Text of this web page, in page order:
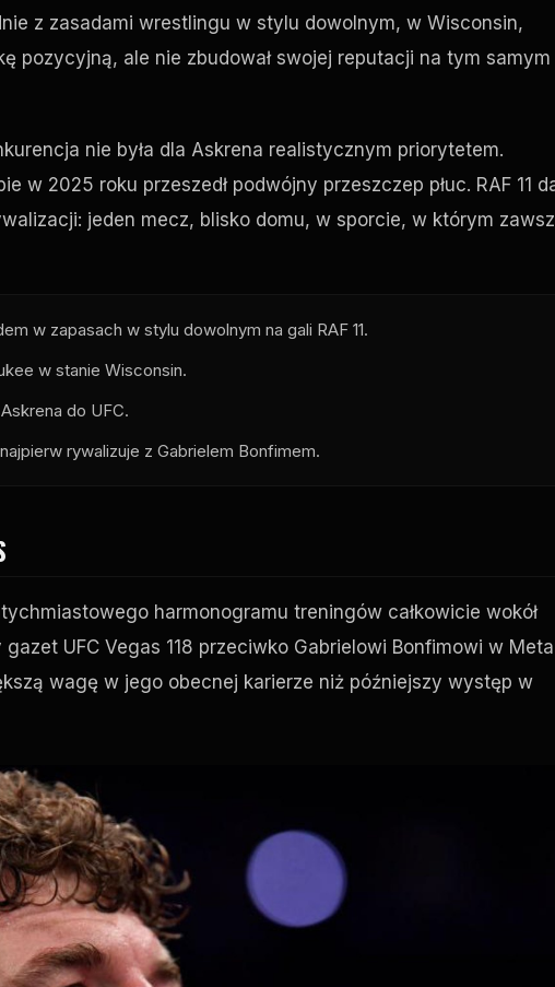
z zasadami wrestlingu w stylu dowolnym, w Wisconsin,
pozycyjną, ale nie zbudował swojej reputacji na tym samym
nie była dla Askrena realistycznym priorytetem.
w 2025 roku przeszedł podwójny przeszczep płuc. RAF 11
jeden mecz, blisko domu, w sporcie, w którym
w zapasach w stylu dowolnym na gali RAF 11.
w stanie Wisconsin.
do UFC.
rywalizuje z Gabrielem Bonfimem.
harmonogramu treningów całkowicie wokół
gazet UFC Vegas 118 przeciwko Gabrielowi Bonfimowi w Meta
wagę w jego obecnej karierze niż późniejszy występ w